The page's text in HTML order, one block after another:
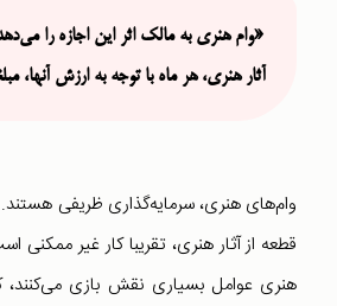
«وام هنری به مالک اثر این اجازه را
آثار هنری، هر ماه با توجه به ارزش آنها،
وام‌های هنری، سرمایه‌گذاری ظریفی
قطعه از آثار هنری، تقریبا کار غیر ممکنی
هنری عوامل بسیاری نقش بازی